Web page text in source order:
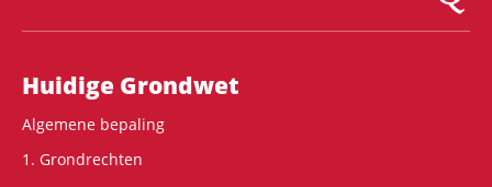
Hoofdnavigatie
Huidige Grondwet
Algemene bepaling
1. Grondrechten